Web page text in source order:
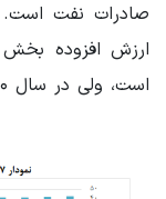
صادرات نفت است.
است، ولی در سال ۱۴۰۰ فروکش کرده است.